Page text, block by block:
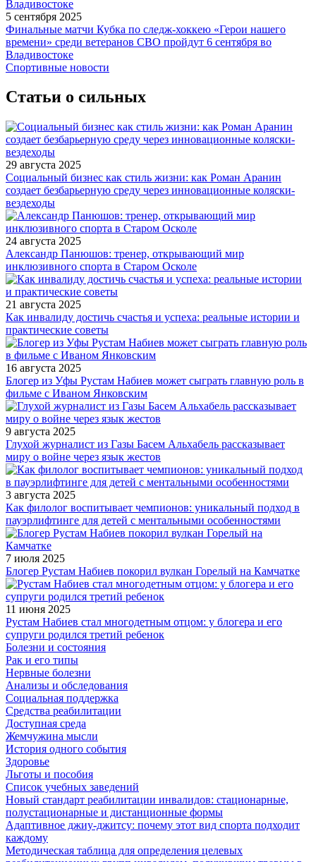
5 сентября 2025
Финальные матчи Кубка по следж-хоккею «Герои нашего
времени» среди ветеранов СВО пройдут 6 сентября во
Владивостоке
Спортивные новости
Статьи о сильных
29 августа 2025
Социальный бизнес как стиль жизни: как Роман Аранин
создает безбарьерную среду через инновационные коляски-
вездеходы
24 августа 2025
Александр Панюшов: тренер, открывающий мир
инклюзивного спорта в Старом Осколе
21 августа 2025
Как инвалиду достичь счастья и успеха: реальные истории и
практические советы
16 августа 2025
Блогер из Уфы Рустам Набиев может сыграть главную роль в
фильме с Иваном Янковским
9 августа 2025
Глухой журналист из Газы Басем Альхабель рассказывает
миру о войне через язык жестов
3 августа 2025
Как филолог воспитывает чемпионов: уникальный подход в
пауэрлифтинге для детей с ментальными особенностями
7 июля 2025
Блогер Рустам Набиев покорил вулкан Горелый на Камчатке
11 июня 2025
Рустам Набиев стал многодетным отцом: у блогера и его
супруги родился третий ребенок
Болезни и состояния
Рак и его типы
Нервные болезни
Анализы и обследования
Социальная поддержка
Средства реабилитации
Доступная среда
Жемчужина мысли
История одного события
Здоровье
Льготы и пособия
Список учебных заведений
Новый стандарт реабилитации инвалидов: стационарные,
полустационарные и дистанционные формы
Адаптивное джиу-джитсу: почему этот вид спорта подходит
каждому
Методическая таблица для определения целевых